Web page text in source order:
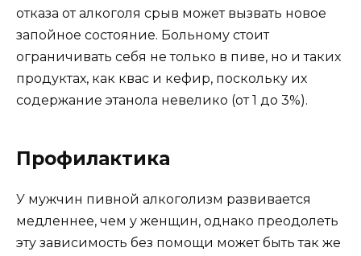
отказа от алкоголя срыв может вызвать новое
запойное состояние. Больному стоит
ограничивать себя не только в пиве, но и таких
продуктах, как квас и кефир, поскольку их
содержание этанола невелико (от 1 до 3%).
Профилактика
У мужчин пивной алкоголизм развивается
медленнее, чем у женщин, однако преодолеть
эту зависимость без помощи может быть так же